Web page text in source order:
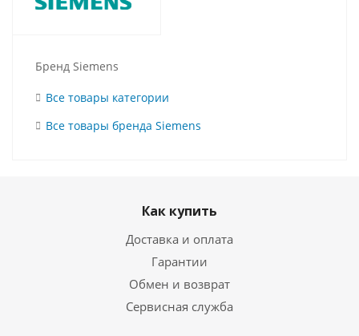
Бренд Siemens
Все товары категории
Все товары бренда Siemens
Как купить
Доставка и оплата
Гарантии
Обмен и возврат
Сервисная служба